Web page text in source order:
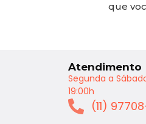
que
Atendimento
Segunda a
19:00h
(11)